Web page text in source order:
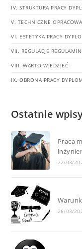
IV. STRUKTURA PRACY
V. TECHNICZNE
VI. ESTETYKA PRACY
VII. REGULACJE
VIII. WARTO WIEDZIEĆ
IX. OBRONA PRACY
Ostatnie
Praca
22/03/
26/03/